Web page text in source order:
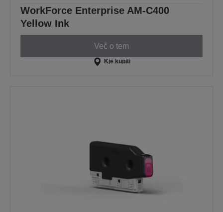
WorkForce Enterprise AM-C400
Yellow Ink
Več o tem
Kje kupiti